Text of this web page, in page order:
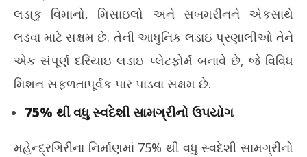
લડાકુ વિમાનો, મિસાઇલો અને સબમરીનને એકસાથે
લડવા માટે સક્ષમ છે. તેની આધુનિક લડાઇ પ્રણાલીઓ તેને
એક સંપૂર્ણ દરિયાઇ લડાઇ પ્લેટફોર્મ બનાવે છે, જે વિવિધ
મિશન સફળતાપૂર્વક પાર પાડવા સક્ષમ છે.
75% થી વધુ સ્વદેશી સામગ્રીનો ઉપયોગ
મહેન્દ્રગિરીના નિર્માણમાં 75% થી વધુ સ્વદેશી સામગ્રીનો